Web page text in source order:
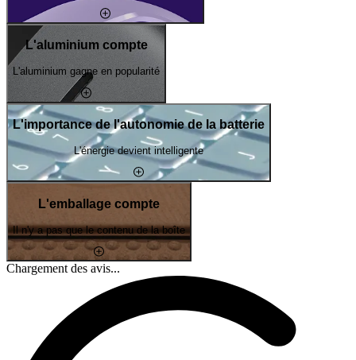
L'aluminium compte
L'aluminium gagne en popularité
L'importance de l'autonomie de la batterie
L'énergie devient intelligente
L'emballage compte
Il n'y a pas que le contenu de la boîte
Chargement des avis...